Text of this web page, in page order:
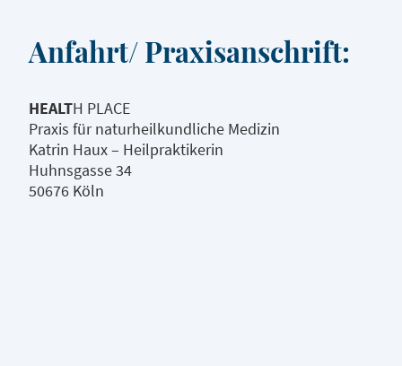
Anfahrt/ Praxisanschrift:
HEALTH PLACE
Praxis für naturheilkundliche Medizin
Katrin Haux – Heilpraktikerin
Huhnsgasse 34
50676 Köln